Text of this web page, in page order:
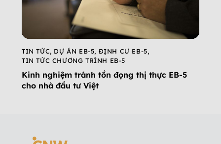
TIN TỨC, DỰ ÁN EB-5, ĐỊNH CƯ EB-5,
TIN TỨC CHƯƠNG TRÌNH EB-5
Kinh nghiệm tránh tồn đọng thị thực EB-5
cho nhà đầu tư Việt